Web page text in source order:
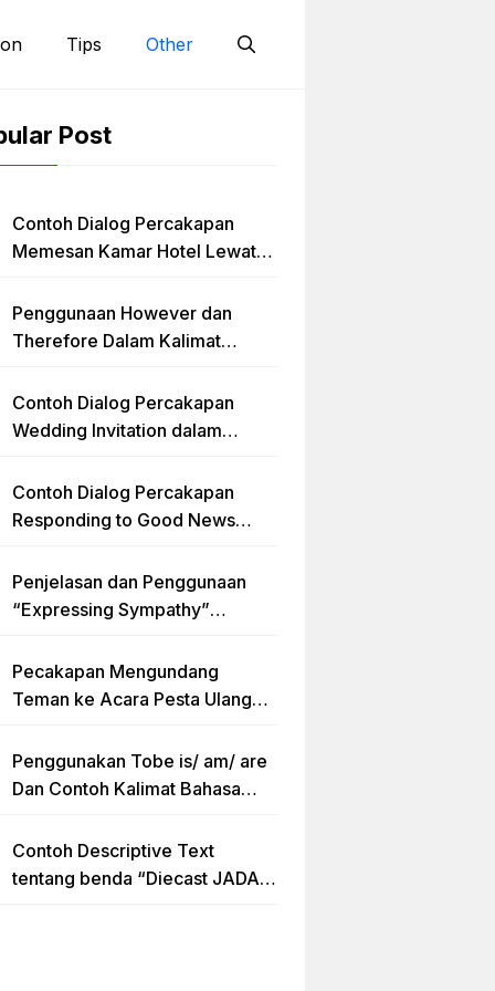
Tips Other
Post
Contoh Dialog Percakapan
Memesan Kamar Hotel Lewat
Inggris
Penggunaan However dan
Therefore Dalam Kalimat
Dengan Latihan Soal
Contoh Dialog Percakapan
Wedding Invitation dalam
Terlengkap
Contoh Dialog Percakapan
Responding to Good News
Latihan Soal Terlengkap
Penjelasan dan Penggunaan
“Expressing Sympathy”
dan Artinya
Pecakapan Mengundang
Teman ke Acara Pesta Ulang
Dalam Bahasa Inggris
Penggunakan Tobe is/ am/ are
Dan Contoh Kalimat Bahasa
Present Tense
Contoh Descriptive Text
tentang benda “Diecast JADA –